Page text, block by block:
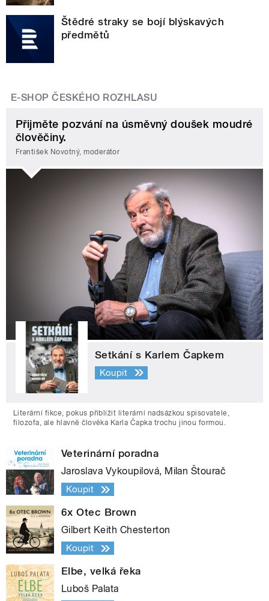
Štědré straky se bojí blýskavých
předmětů
E-SHOP ČESKÉHO ROZHLASU
Přijměte pozvání na úsměvný doušek moudré
člověčiny.
František Novotný, moderátor
Setkání s Karlem Čapkem
Koupit
Literární fikce, pokus přiblížit literární nadsázkou spisovatele,
filozofa, ale hlavně člověka Karla Čapka trochu jinou formou.
Veterinární poradna
Jaroslava Vykoupilová, Milan Štourač
Koupit
6x Otec Brown
Gilbert Keith Chesterton
Koupit
Elbe, velká řeka
Luboš Palata